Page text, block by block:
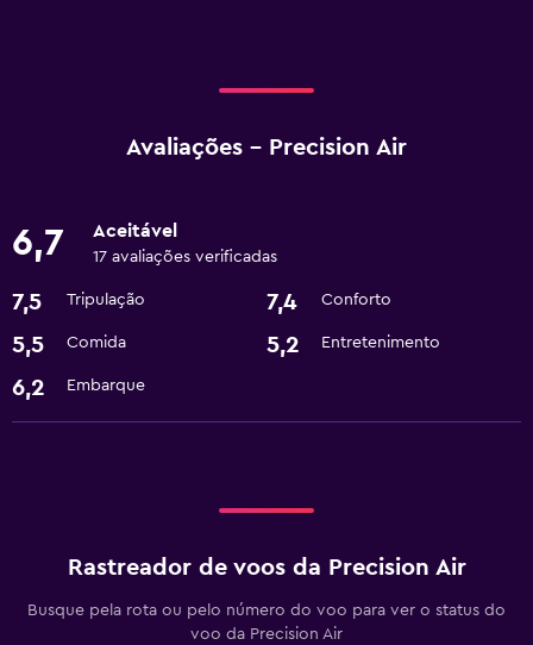
Avaliações - Precision Air
6,7 Aceitável
17 avaliações verificadas
7,5 Tripulação 7,4 Conforto
5,5 Comida 5,2 Entretenimento
6,2 Embarque
Rastreador de voos da Precision Air
Busque pela rota ou pelo número do voo para ver o status do
voo da Precision Air